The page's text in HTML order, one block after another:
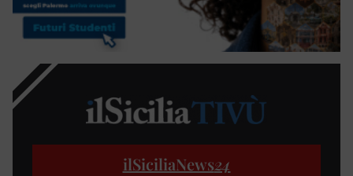
ilSiciliaNews24